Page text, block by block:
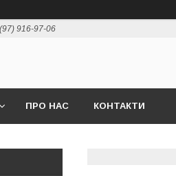
916-97-06
ПРО НАС КОНТАКТИ